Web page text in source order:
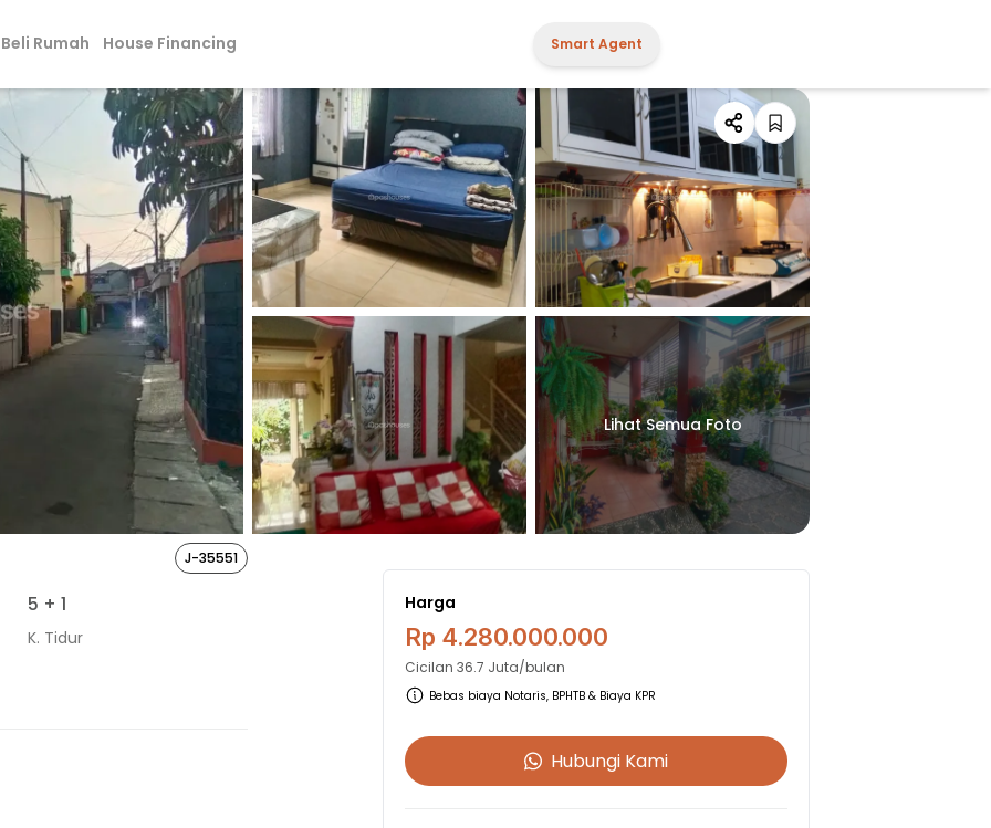
Beli Rumah House Financing Smart Agent
Lihat Semua Foto
J-35551
5 + 1
K. Tidur
Harga
Rp 4.280.000.000
Cicilan36.7 Juta/bulan
Bebas biaya Notaris, BPHTB & Biaya KPR
Hubungi Kami